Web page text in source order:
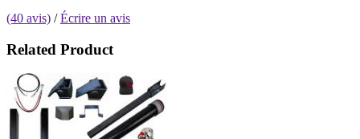
(40 avis) /Écrire un avis
Related Product